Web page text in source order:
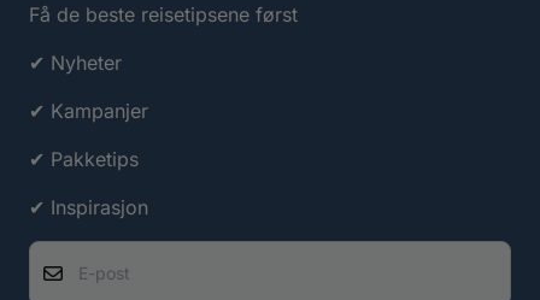
Få de beste reisetipsene først
✔ Nyheter
✔ Kampanjer
✔ Pakketips
✔ Inspirasjon
E-post